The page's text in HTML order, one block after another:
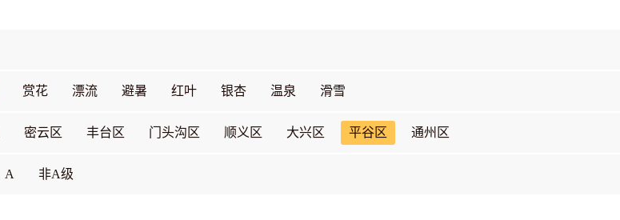
赏花 漂流 避暑 红叶 银杏 温泉 滑雪
密云区 丰台区 门头沟区 顺义区 大兴区 平谷区 通州区
A 非A级